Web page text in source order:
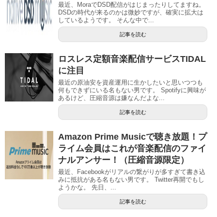
最近、MoraでDSD配信がはじまったりしてますね。
DSDの時代が来るのかは微妙ですが、確実に拡大は
しているようです。 そんな中で...
記事を読む
ロスレス定額音楽配信サービスTIDAL
に注目
最近の原油安を資産運用に生かしたいと思いつつも
何もできずにいる名もない男です。 Spotifyに興味が
あるけど、圧縮音源は嫌なんだよな...
記事を読む
Amazon Prime Musicで聴き放題！プ
ライム会員はこれが音楽配信のファイ
ナルアンサー！（圧縮音源限定）
最近、Facebookがリアルの繋がりが多すぎて書き込
みに抵抗がある名もない男です。 Twitter再開でもし
ようかな。 先日、...
記事を読む